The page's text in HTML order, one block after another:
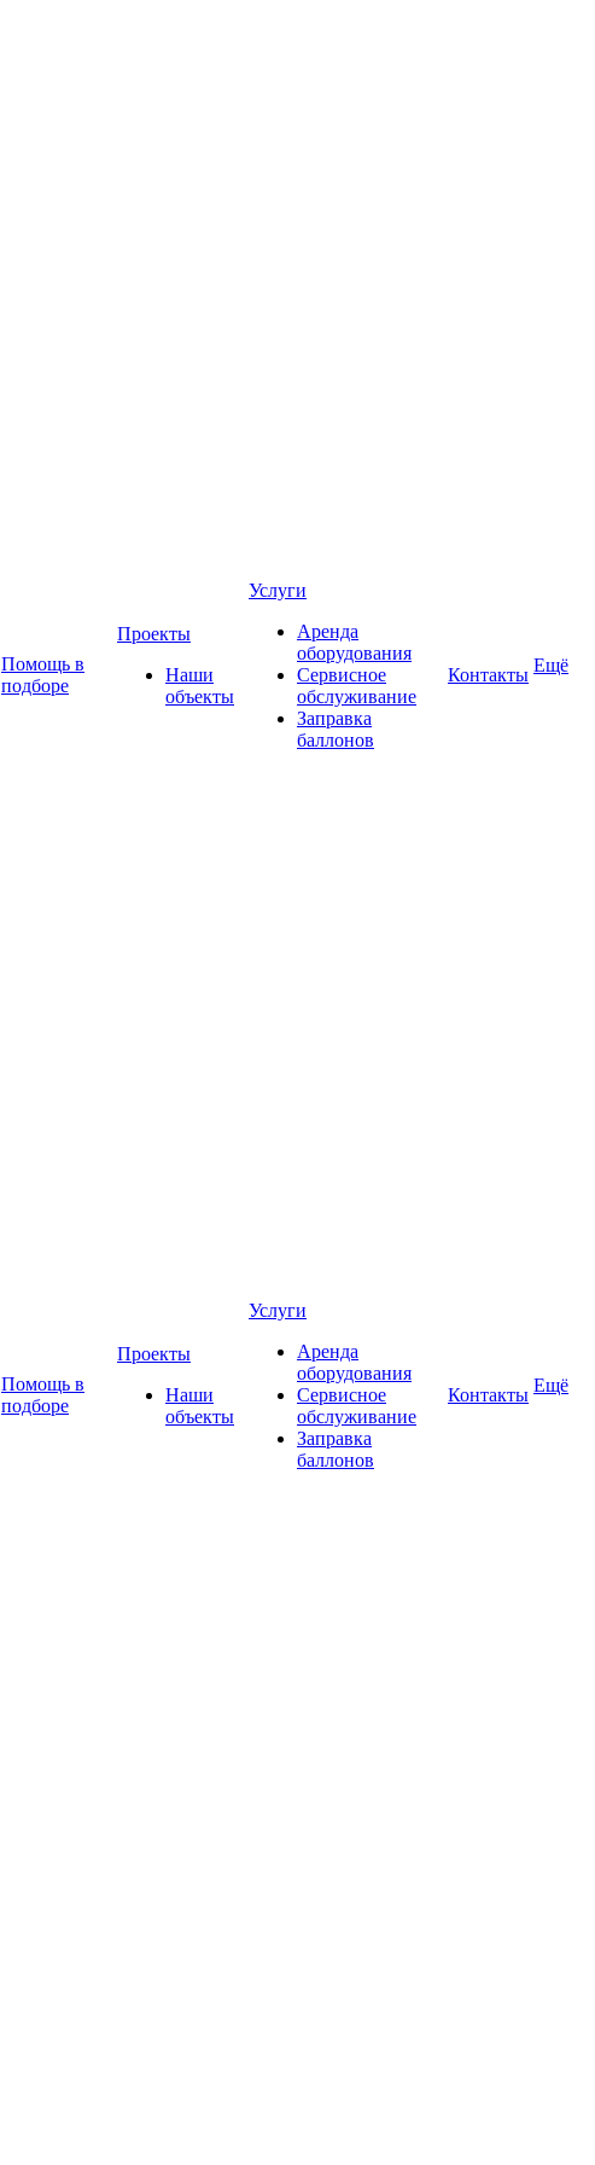
Помощь в
подборе
Проекты
Наши
объекты
Услуги
Аренда
оборудования
Сервисное
обслуживание
Заправка
баллонов
Контакты Ещё
Помощь в
подборе
Проекты
Наши
объекты
Услуги
Аренда
оборудования
Сервисное
обслуживание
Заправка
баллонов
Контакты Ещё